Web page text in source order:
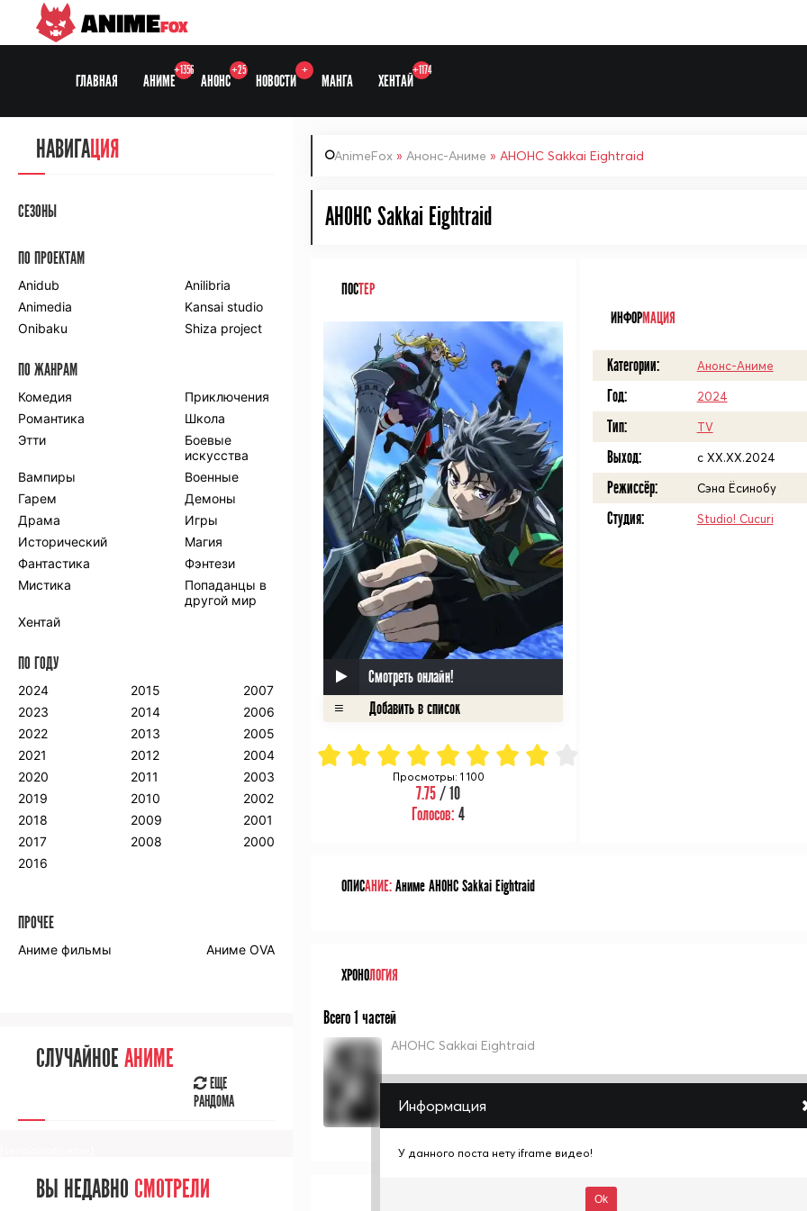
ANIMEFOX
ГЛАВНАЯ АНИМЕ
+1356
АНОНС
+25
НОВОСТИ
+
МАНГА ХЕНТАЙ
+1174
AnimeFox » Анонс-Аниме » АНОНС Sakkai Eightraid
АНОНС Sakkai Eightraid
ПОСТЕР
Смотреть онлайн!
Просмотры: 1 100
7.75/ 10
Голосов:4
ИНФОРМАЦИЯ
Категории: Анонс-Аниме
Год: 2024
Тип: TV
Выход: c XX.XX.2024
Режиссёр: Сэна Ёсинобу
Студия: Studio! Cucuri
ОПИСАНИЕ:Аниме АНОНС Sakkai Eightraid
ХРОНОЛОГИЯ
Всего 1 частей
АНОНС Sakkai Eightraid
НАВИГАЦИЯ
СЕЗОНЫ
ПО ПРОЕКТАМ
Anidub
Anilibria
Animedia
Kansai studio
Onibaku
Shiza project
ПО ЖАНРАМ
Комедия
Приключения
Романтика
Школа
Этти
Боевые
искусства
Вампиры
Военные
Гарем
Демоны
Драма
Игры
Исторический
Магия
Фантастика
Фэнтези
Мистика
Попаданцы в
другой мир
Хентай
ПО ГОДУ
2024
2023
2022
2021
2020
2019
2018
2017
2016
2015
2014
2013
2012
2011
2010
2009
2008
2007
2006
2005
2004
2003
2002
2001
2000
ПРОЧЕЕ
Аниме фильмы Аниме OVA
СЛУЧАЙНОЕ АНИМЕ
ЕЩЕ
РАНДОМА
ВЫ НЕДАВНО СМОТРЕЛИ
Информация
Close
У данного поста нету iframe видео!
Ok